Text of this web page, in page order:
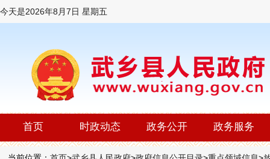
今天是2026年8月7日 星期五
首页 时政动态 政务公开 政务服务